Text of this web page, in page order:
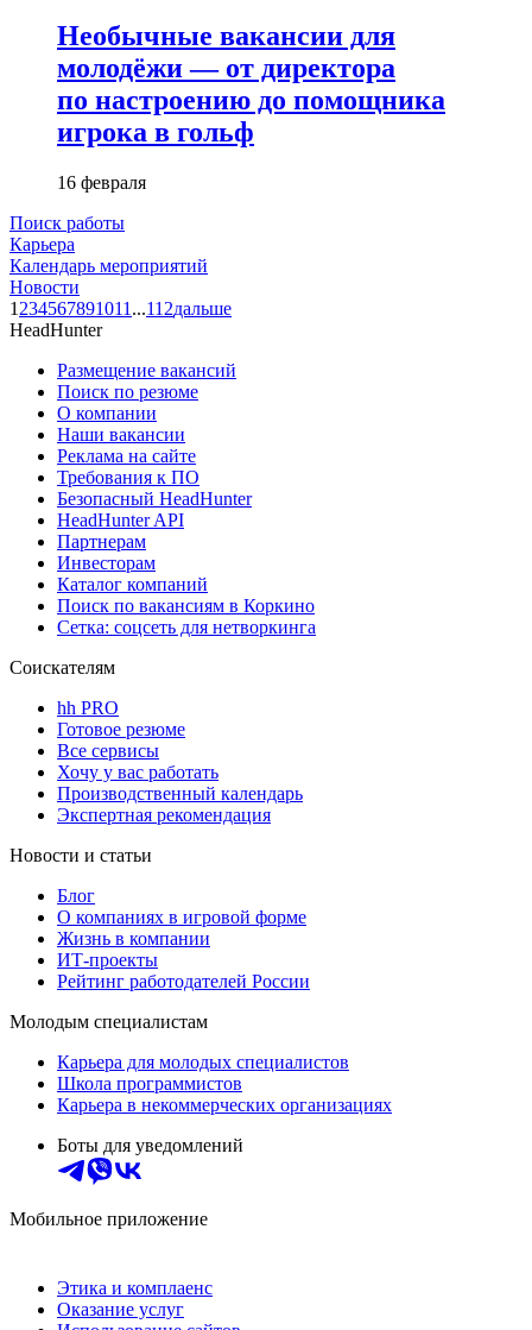
Необычные вакансии для
молодёжи — от директора
по настроению до помощника
игрока в гольф
16 февраля
Поиск работы
Карьера
Календарь мероприятий
Новости
1 234567891011 ...112дальше
HeadHunter
Размещение вакансий
Поиск по резюме
О компании
Наши вакансии
Реклама на сайте
Требования к ПО
Безопасный HeadHunter
HeadHunter API
Партнерам
Инвесторам
Каталог компаний
Поиск по вакансиям в Коркино
Сетка: соцсеть для нетворкинга
Соискателям
hh PRO
Готовое резюме
Все сервисы
Хочу у вас работать
Производственный календарь
Экспертная рекомендация
Новости и статьи
Блог
О компаниях в игровой форме
Жизнь в компании
ИТ-проекты
Рейтинг работодателей России
Молодым специалистам
Карьера для молодых специалистов
Школа программистов
Карьера в некоммерческих организациях
Боты для уведомлений
Мобильное приложение
Этика и комплаенс
Оказание услуг